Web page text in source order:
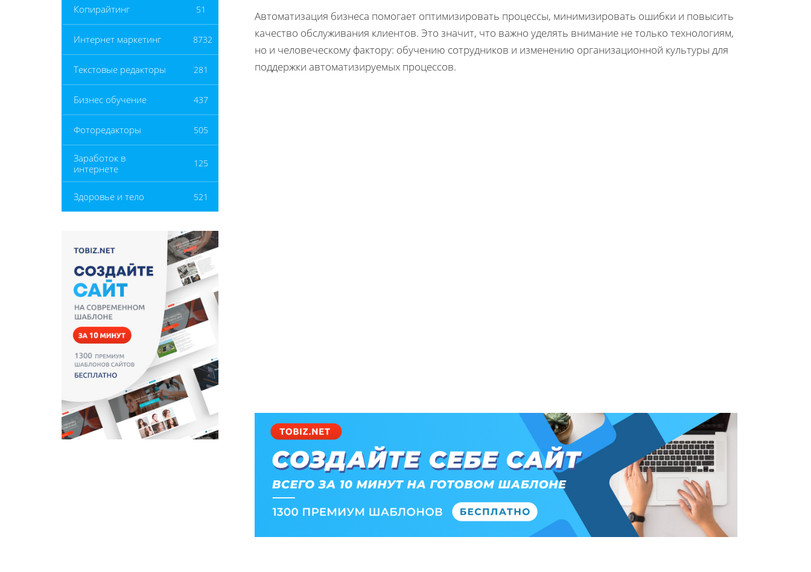
Копирайтинг 51
Интернет маркетинг 8732
Текстовые редакторы 281
Бизнес обучение 437
Фоторедакторы 505
Заработок в
интернете
125
Здоровье и тело 521
Автоматизация бизнеса помогает оптимизировать процессы, минимизировать ошибки и повысить
качество обслуживания клиентов. Это значит, что важно уделять внимание не только технологиям,
но и человеческому фактору: обучению сотрудников и изменению организационной культуры для
поддержки автоматизируемых процессов.